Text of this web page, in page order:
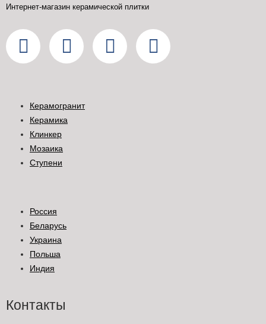
Интернет-магазин керамической плитки
Керамогранит
Керамика
Клинкер
Мозаика
Ступени
Россия
Беларусь
Украина
Польша
Индия
Контакты